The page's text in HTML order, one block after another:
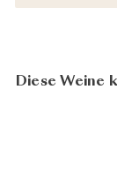
Diese Weine